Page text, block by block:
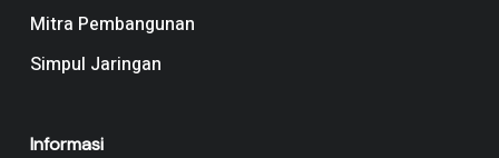
Mitra Pembangunan
Simpul Jaringan
Informasi